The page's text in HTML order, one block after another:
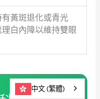
黃斑退化或青光
白內障以維持雙眼
中文 (繁體)